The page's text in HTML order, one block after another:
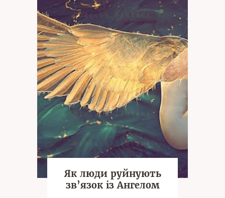
Як люди руйнують
зв’язок із Ангелом